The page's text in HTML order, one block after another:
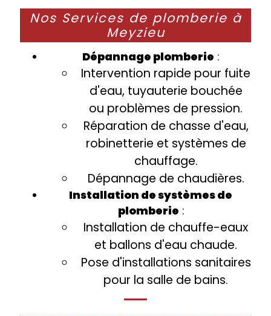
Nos Services de plomberie à
Meyzieu
Dépannage plomberie :
Intervention rapide pour fuite
d'eau, tuyauterie bouchée
ou problèmes de pression.
Réparation de chasse d'eau,
robinetterie et systèmes de
chauffage.
Dépannage de chaudières.
Installation de systèmes de
plomberie :
Installation de chauffe-eaux
et ballons d'eau chaude.
Pose d'installations sanitaires
pour la salle de bains.